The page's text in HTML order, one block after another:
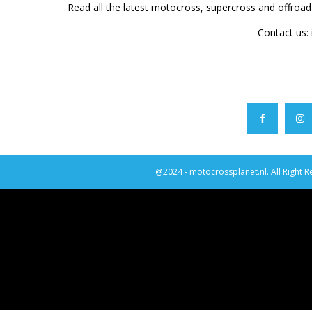
Read all the latest motocross, supercross and
Contact us:
@2024 - motocrossplanet.nl. All Right